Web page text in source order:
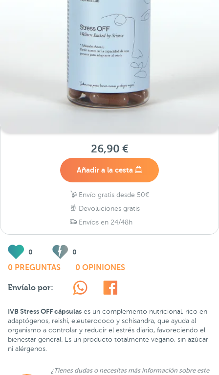
26,90 €
Añadir a la cesta
Envío gratis desde 50€
Devoluciones gratis
Envíos en 24/48h
0 0
0 PREGUNTAS 0 OPINIONES
Envíalo por:
IVB Stress OFF cápsulas es un complemento nutricional, rico en
adaptógenos, reishi, eleuterococo y schisandra, que ayuda al
organismo a controlar y reducir el estrés diario, favoreciendo el
bienestar general. Es un producto totalmente vegano, sin azúcar
ni alérgenos.
¿Tienes dudas o necesitas más información sobre este